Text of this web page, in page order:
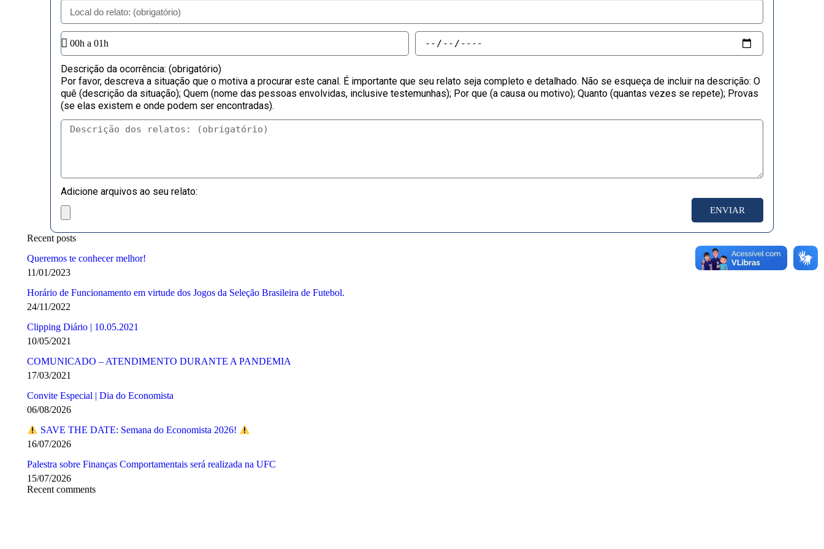
Descrição da ocorrência: (obrigatório)
Por favor, descreva a situação que o motiva a procurar este canal. É importante que seu relato seja completo e detalhado. Não se esqueça de incluir na descrição: O
quê (descrição da situação); Quem (nome das pessoas envolvidas, inclusive testemunhas); Por que (a causa ou motivo); Quanto (quantas vezes se repete); Provas
(se elas existem e onde podem ser encontradas).
Adicione arquivos ao seu relato:
ENVIAR
Recent posts
Queremos te conhecer melhor!
11/01/2023
Horário de Funcionamento em virtude dos Jogos da Seleção Brasileira de Futebol.
24/11/2022
Clipping Diário | 10.05.2021
10/05/2021
COMUNICADO – ATENDIMENTO DURANTE A PANDEMIA
17/03/2021
Convite Especial | Dia do Economista
06/08/2026
SAVE THE DATE: Semana do Economista 2026!
16/07/2026
Palestra sobre Finanças Comportamentais será realizada na UFC
15/07/2026
Recent comments